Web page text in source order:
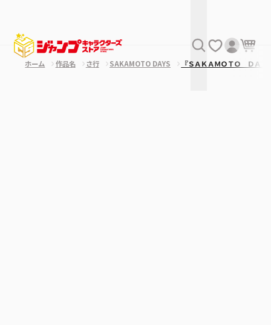
ホーム 作品名 さ行 SAKAMOTO DAYS 『ＳＡＫＡＭＯＴＯ ＤＡ